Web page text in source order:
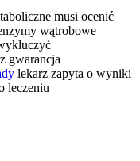
musi ocenić
wątrobowe
gwarancja
lekarz zapyta o wyniki
leczeniu